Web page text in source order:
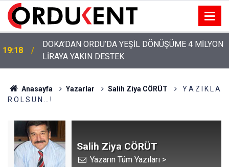
19:18
DOKA’DAN ORDU’DA YEŞİL DÖNÜŞÜME 4 MİLYON
LİRAYA YAKIN DESTEK
12:46
YENİ PARTİ’NİN ORDU’DAKİ 69 KİŞİLİK KURUCU
KADROSU AÇIKLANDI
Anasayfa Yazarlar Salih Ziya CÖRÜT
Y A Z I K L A
R O L S U N ... !
Salih Ziya CÖRÜT
Yazarın Tüm Yazıları >